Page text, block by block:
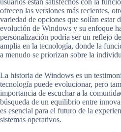
ofrecen las versiones más recientes,
variedad de opciones que solían estar
evolución de Windows y su enfoque
personalización podría ser un reflejo
amplia en la tecnología, donde la
a menudo se priorizan sobre la
La historia de Windows es un
tecnología puede evolucionar, pero
importancia de escuchar a la
búsqueda de un equilibrio entre
es esencial para el futuro de la
sistemas operativos.